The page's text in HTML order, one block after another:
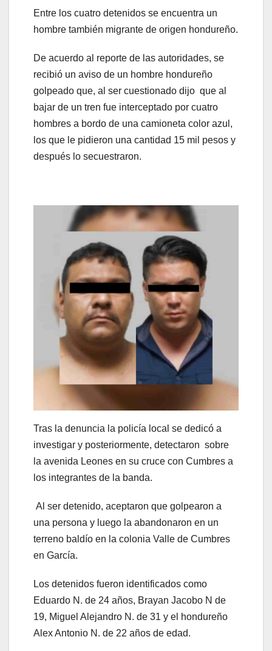
Entre los cuatro detenidos se encuentra un
hombre también migrante de origen hondureño.
De acuerdo al reporte de las autoridades, se
recibió un aviso de un hombre hondureño
golpeado que, al ser cuestionado dijo que al
bajar de un tren fue interceptado por cuatro
hombres a bordo de una camioneta color azul,
los que le pidieron una cantidad 15 mil pesos y
después lo secuestraron.
Tras la denuncia la policía local se dedicó a
investigar y posteriormente, detectaron sobre
la avenida Leones en su cruce con Cumbres a
los integrantes de la banda.
Al ser detenido, aceptaron que golpearon a
una persona y luego la abandonaron en un
terreno baldío en la colonia Valle de Cumbres
en García.
Los detenidos fueron identificados como
Eduardo N. de 24 años, Brayan Jacobo N de
19, Miguel Alejandro N. de 31 y el hondureño
Alex Antonio N. de 22 años de edad.